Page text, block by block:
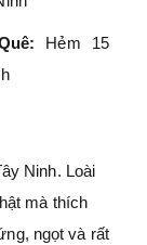
Hẻm 15
Ninh. Loài
mà thích
ngọt và rất